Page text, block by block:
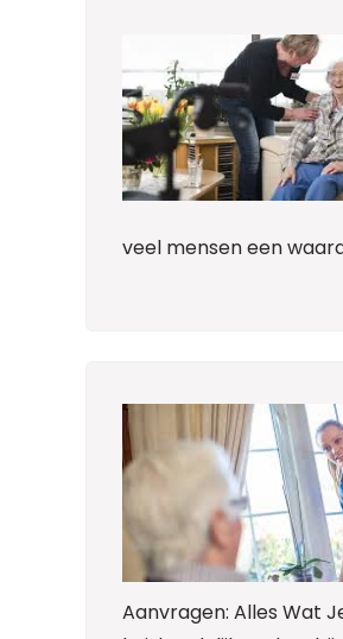
veel mensen een
Aanvragen: Alles Wat